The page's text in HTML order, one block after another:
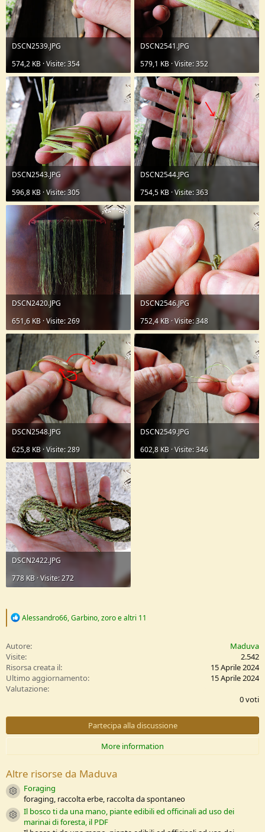
DSCN2539.JPG
574,2 KB · Visite: 354
DSCN2541.JPG
579,1 KB · Visite: 352
DSCN2543.JPG
596,8 KB · Visite: 305
DSCN2544.JPG
754,5 KB · Visite: 363
DSCN2420.JPG
651,6 KB · Visite: 269
DSCN2546.JPG
752,4 KB · Visite: 348
DSCN2548.JPG
625,8 KB · Visite: 289
DSCN2549.JPG
602,8 KB · Visite: 346
DSCN2422.JPG
778 KB · Visite: 272
R
c
t
i
o
n
s
Alessandro66,Garbino,zoroe altri 11
Autore
Maduva
Visite
2.542
Risorsa creata il
15 Aprile 2024
Ultimo aggiornamento
15 Aprile 2024
Valutazione
,
0
0
t
0 voti
Partecipa alla discussione
More information
Altre risorse da Maduva
Resource icon
Foraging
foraging, raccolta erbe, raccolta da spontaneo
Resource icon
Il bosco ti da una mano, piante edibili ed officinali ad uso dei
marinai di foresta, il PDF